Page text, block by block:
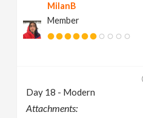
MilanB
Member
Day 18 - Modern
Attachments: